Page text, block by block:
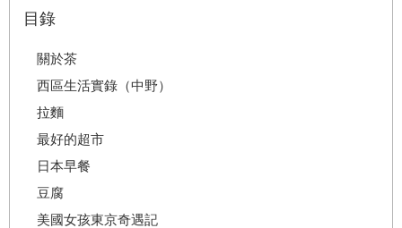
目錄
關於茶
西區生活實錄（中野）
拉麵
最好的超市
日本早餐
豆腐
美國女孩東京奇遇記